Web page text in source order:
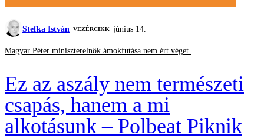
Stefka István VEZÉRCIKK június 14.
Magyar Péter miniszterelnök ámokfutása nem ért véget.
Ez az aszály nem természeti
csapás, hanem a mi
alkotásunk – Polbeat Piknik